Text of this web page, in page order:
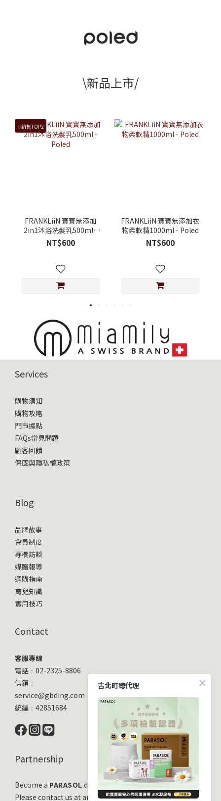
\新品上市/
✨銷售TOP2
FRANKLiiN 寶寶無添加
2in1沐浴洗髮乳500ml -
Poled
NT$600
FRANKLiiN 寶寶無添加衣
物柔軟精1000ml - Poled
NT$600
Services
購物須知
購物攻略
門市據點
FAQs常見問題
顧客回饋
保固與隱私權政策
Blog
品牌故事
會員制度
專欄訪談
媒體報導
選購指南
育兒知識
實用技巧
Contact
客服專線
電話﹕02-2325-8806
信箱﹕
service@gbding.com
統編﹕42851684
Partnership
Become a PARASOL distribution partner
Please contact us at any time!
古北町總代理